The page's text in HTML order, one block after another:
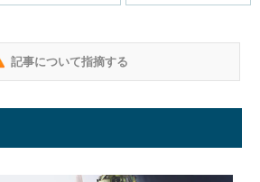
記事について指摘する